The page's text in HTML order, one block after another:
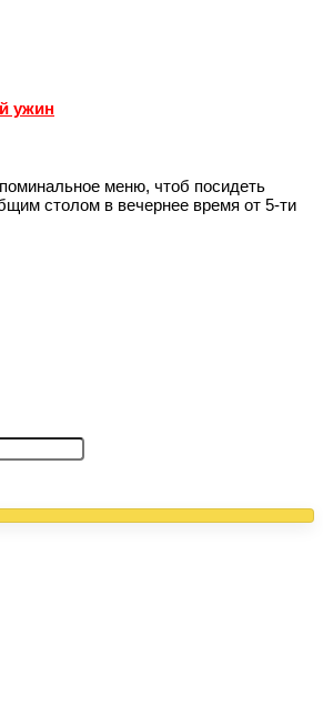
ужин
меню, чтоб посидеть
столом в вечернее время от 5-ти